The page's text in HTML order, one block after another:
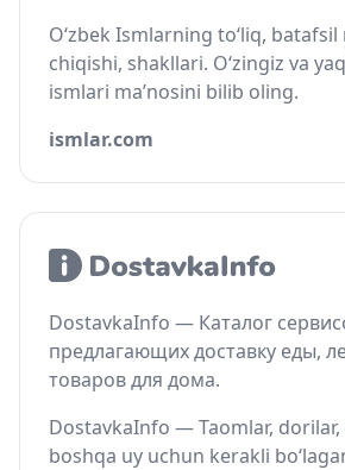
O‘zbek Ismlarning to‘liq, batafsil
chiqishi, shakllari. O‘zingiz va
ismlari ma’nosini bilib oling.
ismlar.com
DostavkaInfo — Каталог
предлагающих доставку еды,
товаров для дома.
DostavkaInfo — Taomlar,
boshqa uy uchun kerakli